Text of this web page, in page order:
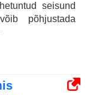
seisund
põhjustada